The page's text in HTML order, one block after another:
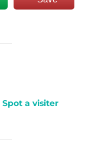
Spot a visiter